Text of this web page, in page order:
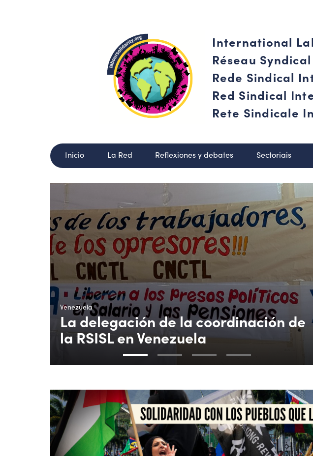
International
Réseau
Rede Sindical
Red Sindical
Rete Sindicale
Inicio La Red Reflexiones y debates Sectoriais
Venezuela
La delegación de la coordinación de
la RSISL en Venezuela
1 2 3